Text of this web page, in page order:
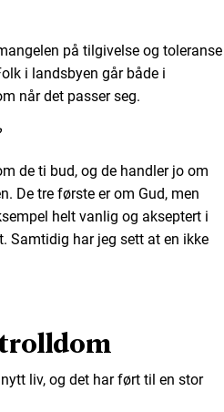
på tilgivelse og toleranse
i landsbyen går både i
når det passer seg.
de ti bud, og de handler jo om
De tre første er om Gud, men
helt vanlig og akseptert i
Samtidig har jeg sett at en ikke
liv, og det har ført til en stor